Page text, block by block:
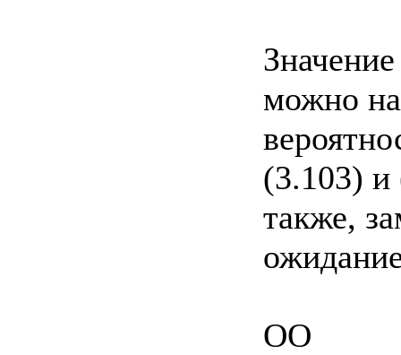
можно
(3.103) и
также,
OO